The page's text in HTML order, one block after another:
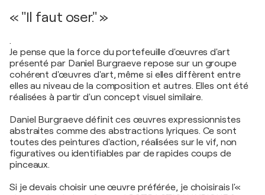
« "Il faut oser." »
.
Je pense que la force du portefeuille d'œuvres d'art
présenté par Daniel Burgraeve repose sur un groupe
cohérent d'œuvres d'art, même si elles diffèrent entre
elles au niveau de la composition et autres. Elles ont été
réalisées à partir d'un concept visuel similaire.
Daniel Burgraeve définit ces œuvres expressionnistes
abstraites comme des abstractions lyriques. Ce sont
toutes des peintures d'action, réalisées sur le vif, non
figuratives ou identifiables par de rapides coups de
pinceaux.
Si je devais choisir une œuvre préférée, je choisirais l'«